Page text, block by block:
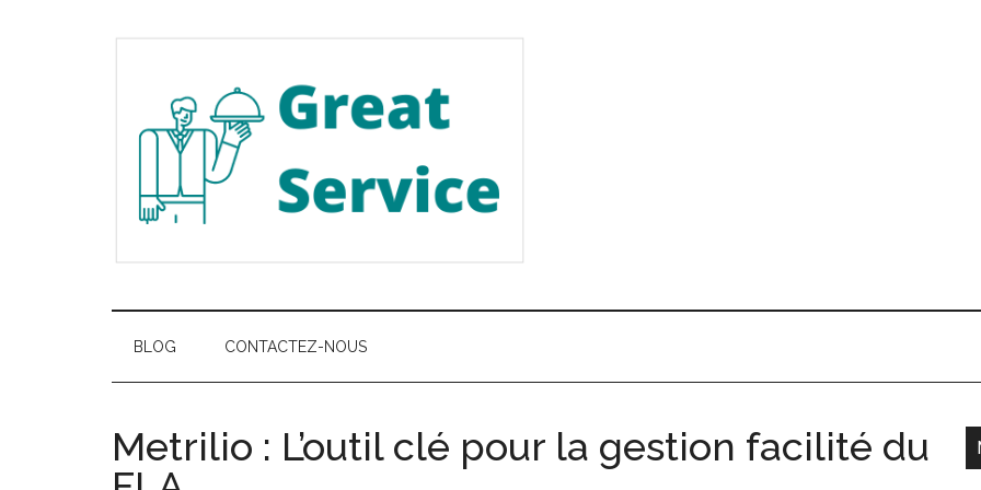
Great
Service
meilleurs
services
BLOG CONTACTEZ-NOUS
Metrilio : L’outil clé pour la gestion facilité du